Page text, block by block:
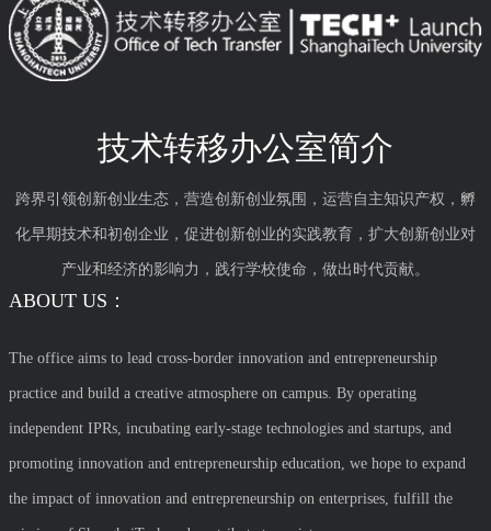
技术转移办公室简介
跨界引领创新创业生态，营造创新创业氛围，运营自主知识产权，孵
化早期技术和初创企业，促进创新创业的实践教育，扩大创新创业对
产业和经济的影响力，践行学校使命，做出时代贡献。
ABOUT US：
The office aims to lead cross-border innovation and entrepreneurship
practice and build a creative atmosphere on campus. By operating
independent IPRs, incubating early-stage technologies and startups, and
promoting innovation and entrepreneurship education, we hope to expand
the impact of innovation and entrepreneurship on enterprises, fulfill the